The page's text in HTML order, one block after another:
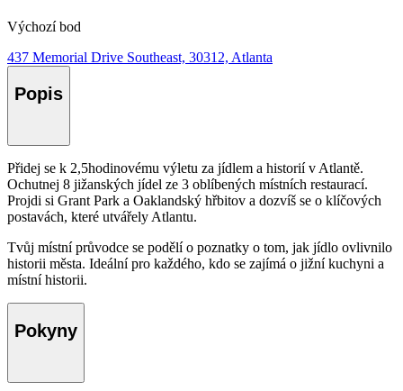
Výchozí bod
437 Memorial Drive Southeast, 30312, Atlanta
Popis
Přidej se k 2,5hodinovému výletu za jídlem a historií v Atlantě.
Ochutnej 8 jižanských jídel ze 3 oblíbených místních restaurací.
Projdi si Grant Park a Oaklandský hřbitov a dozvíš se o klíčových
postavách, které utvářely Atlantu.
Tvůj místní průvodce se podělí o poznatky o tom, jak jídlo ovlivnilo
historii města. Ideální pro každého, kdo se zajímá o jižní kuchyni a
místní historii.
Pokyny